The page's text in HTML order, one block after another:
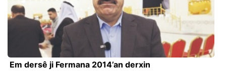
Em dersê ji Fermana 2014’an derxin